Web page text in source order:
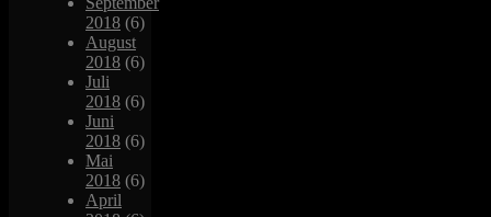
2018 (6)
August
2018 (6)
Juli
2018 (6)
Juni
2018 (6)
Mai
2018 (6)
April